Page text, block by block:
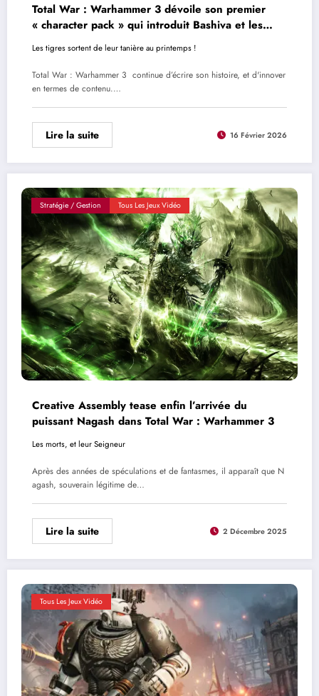
Total War : Warhammer 3 dévoile son premier
« character pack » qui introduit Bashiva et les
guerriers-tigres
Les tigres sortent de leur tanière au printemps !
Total War : Warhammer 3 continue d’écrire son histoire, et d'innover
en termes de contenu.…
Lire la suite 16 Février 2026
Stratégie / Gestion Tous Les Jeux Vidéo
Creative Assembly tease enfin l’arrivée du
puissant Nagash dans Total War : Warhammer 3
Les morts, et leur Seigneur
Après des années de spéculations et de fantasmes, il apparaît que N
agash, souverain légitime de…
Lire la suite 2 Décembre 2025
Tous Les Jeux Vidéo